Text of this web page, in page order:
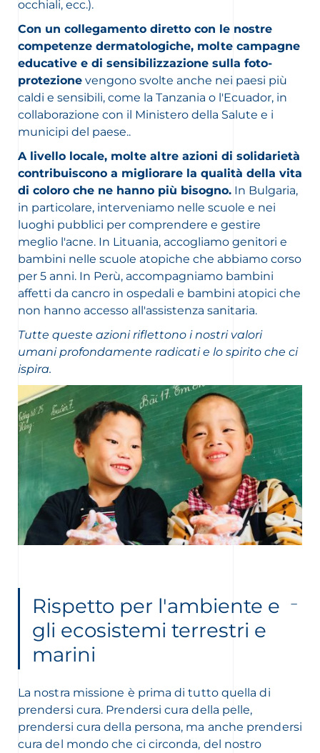
occhiali, ecc.).
Con un collegamento diretto con le nostre
competenze dermatologiche, molte campagne
educative e di sensibilizzazione sulla foto-
protezione vengono svolte anche nei paesi più
caldi e sensibili, come la Tanzania o l'Ecuador, in
collaborazione con il Ministero della Salute e i
municipi del paese..
A livello locale, molte altre azioni di solidarietà
contribuiscono a migliorare la qualità della vita
di coloro che ne hanno più bisogno. In Bulgaria,
in particolare, interveniamo nelle scuole e nei
luoghi pubblici per comprendere e gestire
meglio l'acne. In Lituania, accogliamo genitori e
bambini nelle scuole atopiche che abbiamo corso
per 5 anni. In Perù, accompagniamo bambini
affetti da cancro in ospedali e bambini atopici che
non hanno accesso all'assistenza sanitaria.
Tutte queste azioni riflettono i nostri valori
umani profondamente radicati e lo spirito che ci
ispira.
Rispetto per l'ambiente e
gli ecosistemi terrestri e
marini
La nostra missione è prima di tutto quella di
prendersi cura. Prendersi cura della pelle,
prendersi cura della persona, ma anche prendersi
cura del mondo che ci circonda, del nostro